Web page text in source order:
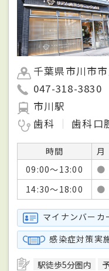
千葉県市川市
047-318-3830
市川駅
歯科
歯科口
時間 月
09:00～13:00
●
14:30～18:00
●
マイナンバーカ
感染症対策実
駅徒歩5分圏内